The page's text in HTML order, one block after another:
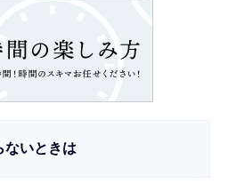
ないときは